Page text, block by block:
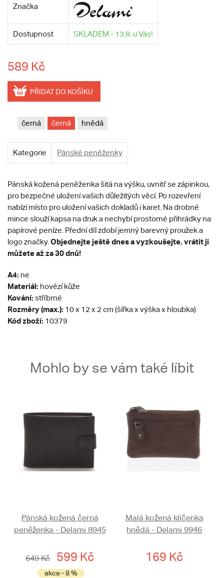
Značka
Dostupnost SKLADEM - 13.8. u Vás!
589 Kč
PŘIDAT DO KOŠÍKU
černá černá hnědá
Kategorie Pánské peněženky
Pánská kožená peněženka šitá na výšku, uvnitř se zápinkou,
pro bezpečné uložení vašich důležitých věcí. Po rozevření
nabízí místo pro uložení vašich dokladů i karet. Na drobné
mince slouží kapsa na druk a nechybí prostorné přihrádky na
papírové peníze. Přední díl zdobí jemný barevný proužek a
logo značky. Objednejte ještě dnes a vyzkoušejte, vrátit ji
můžete až za 30 dnů!
A4: ne
Materiál: hovězí kůže
Kování: stříbrné
Rozměry (max.): 10 x 12 x 2 cm (šířka x výška x hloubka)
Kód zboží: 10379
Mohlo by se vám také líbit
Pánská kožená černá
peněženka - Delami 8945
649 Kč 599 Kč
akce - 8 %
Malá kožená klíčenka
hnědá - Delami 9946
169 Kč